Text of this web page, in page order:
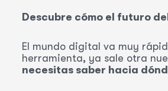
Descubre cómo el futuro
El mundo digital va muy
herramienta, ya sale otra
necesitas saber hacia